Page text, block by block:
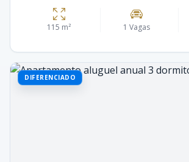
115 m² 1 Vagas
DIFERENCIADO